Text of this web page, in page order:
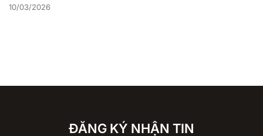
10/03/2026
ĐĂNG KÝ NHẬN TIN